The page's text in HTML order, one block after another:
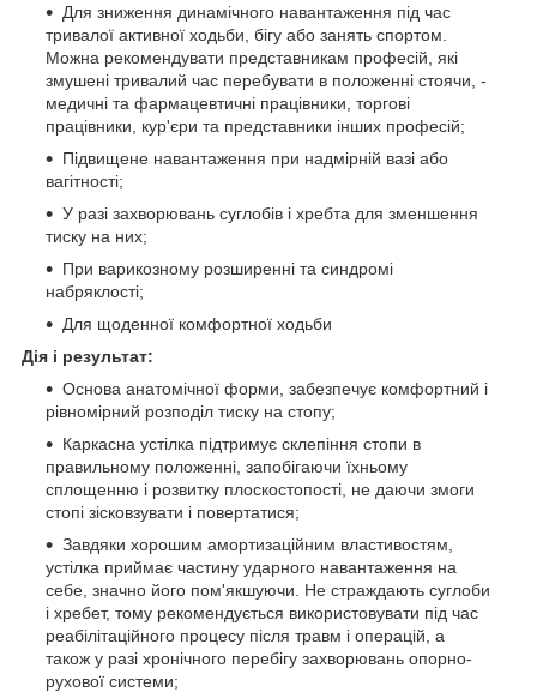
Для зниження динамічного навантаження під час
тривалої активної ходьби, бігу або занять спортом.
Можна рекомендувати представникам професій, які
змушені тривалий час перебувати в положенні стоячи, -
медичні та фармацевтичні працівники, торгові
працівники, кур'єри та представники інших професій;
Підвищене навантаження при надмірній вазі або
вагітності;
У разі захворювань суглобів і хребта для зменшення
тиску на них;
При варикозному розширенні та синдромі
набряклості;
Для щоденної комфортної ходьби
Дія і результат:
Основа анатомічної форми, забезпечує комфортний і
рівномірний розподіл тиску на стопу;
Каркасна устілка підтримує склепіння стопи в
правильному положенні, запобігаючи їхньому
сплощенню і розвитку плоскостопості, не даючи змоги
стопі зісковзувати і повертатися;
Завдяки хорошим амортизаційним властивостям,
устілка приймає частину ударного навантаження на
себе, значно його пом'якшуючи. Не страждають суглоби
і хребет, тому рекомендується використовувати під час
реабілітаційного процесу після травм і операцій, а
також у разі хронічного перебігу захворювань опорно-
рухової системи;